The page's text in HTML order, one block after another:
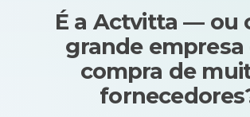
É a Actvitta — ou
grande empresa
compra de